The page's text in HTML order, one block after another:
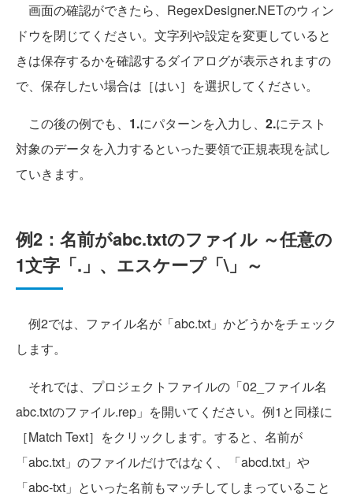
画面の確認ができたら、RegexDesigner.NETのウィン
ドウを閉じてください。文字列や設定を変更していると
きは保存するかを確認するダイアログが表示されますの
で、保存したい場合は［はい］を選択してください。
この後の例でも、 1.にパターンを入力し、 2.にテスト
対象のデータを入力するといった要領で正規表現を試し
ていきます。
例2：名前がabc.txtのファイル ～任意の
1文字「.」、エスケープ「\」～
例2では、ファイル名が「abc.txt」かどうかをチェック
します。
それでは、プロジェクトファイルの「02_ファイル名
abc.txtのファイル.rep」を開いてください。例1と同様に
［Match Text］をクリックします。すると、名前が
「abc.txt」のファイルだけではなく、「abcd.txt」や
「abc-txt」といった名前もマッチしてしまっていること